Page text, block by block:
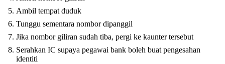
Ambil tempat duduk
Tunggu sementara nombor dipanggil
Jika nombor giliran sudah tiba, pergi ke kaunter tersebut
Serahkan IC supaya pegawai bank boleh buat pengesahan
identiti